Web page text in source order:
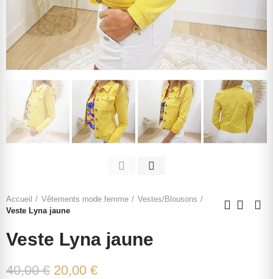
Accueil Vêtements mode femme
Vestes/Blousons
Veste Lyna jaune
Veste Lyna jaune
40,00 € 20,00 €